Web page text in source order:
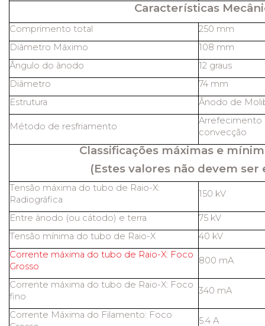
Características
Comprimento total
250 mm
Diâmetro Máximo
108 mm
Ângulo do ânodo
12 graus
Diâmetro
74 mm
Estrutura
Ânodo de
Método de resfriamento
Arrefecimento
convecção
Classificações máximas e
(Estes valores não devem ser
Tensão máxima do tubo de Raio-X:
Radiográfica
150 kV
Entre ânodo (ou cátodo) e terra
75 kV
Tensão mínima do tubo de Raio-X
40 kV
Corrente máxima do tubo de Raio-X: Foco
Grosso
800 mA
Corrente máxima do tubo de Raio-X: Foco
fino
340 mA
Corrente Máxima do Filamento: Foco
5.4 A